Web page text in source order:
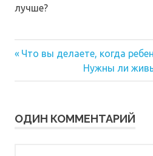
лучше?
Навигация
по
Предыдущая
Что вы делаете, когда
Следующая
запись:
Нужны ли
ОДИН КОММЕНТАРИЙ